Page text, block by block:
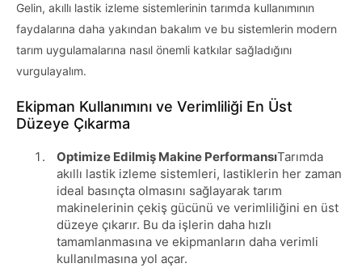
Gelin, akıllı lastik izleme sistemlerinin tarımda kullanımının
faydalarına daha yakından bakalım ve bu sistemlerin modern
tarım uygulamalarına nasıl önemli katkılar sağladığını
vurgulayalım.
Ekipman Kullanımını ve Verimliliği En Üst
Düzeye Çıkarma
Optimize Edilmiş Makine PerformansıTarımda
akıllı lastik izleme sistemleri, lastiklerin her zaman
ideal basınçta olmasını sağlayarak tarım
makinelerinin çekiş gücünü ve verimliliğini en üst
düzeye çıkarır. Bu da işlerin daha hızlı
tamamlanmasına ve ekipmanların daha verimli
kullanılmasına yol açar.